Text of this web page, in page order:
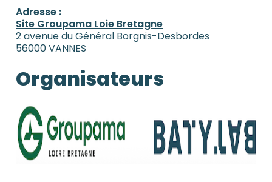
Adresse :
Site Groupama Loie Bretagne
2 avenue du Général Borgnis-Desbordes
56000 VANNES
Organisateurs